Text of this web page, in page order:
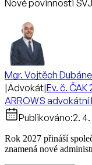
Nové povinnosti
Mgr. Vojtěch
|Advokát|Ev. č. ČAK
ARROWS advokátní
Publikováno:2.
Rok 2027 přináší
znamená nové